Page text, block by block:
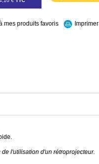
mes produits favoris Imprimer
l'utilisation d'un rétroprojecteur.